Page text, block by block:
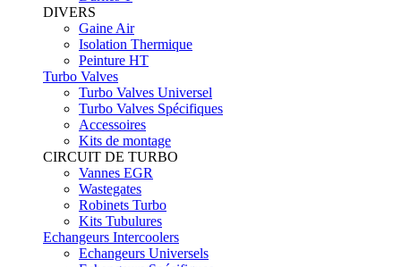
DIVERS
Gaine Air
Isolation Thermique
Peinture HT
Turbo Valves
Turbo Valves Universel
Turbo Valves Spécifiques
Accessoires
Kits de montage
CIRCUIT DE TURBO
Vannes EGR
Wastegates
Robinets Turbo
Kits Tubulures
Echangeurs Intercoolers
Echangeurs Universels